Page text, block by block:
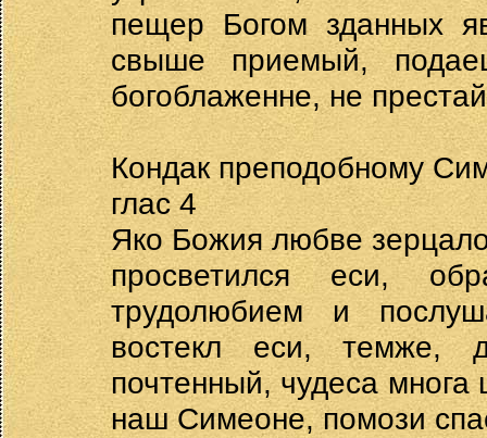
пещер Богом зданных
свыше приемый,
богоблаженне, не
Кондак преподобному
глас 4
Яко Божия любве
просветился еси,
трудолюбием и
востекл еси, темже,
почтенный, чудеса
наш Симеоне, помози